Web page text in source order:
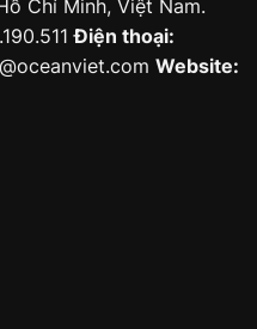
Chí Minh, Việt Nam.
Điện thoại:
Website: